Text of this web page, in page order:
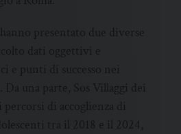
presentato due diverse
dati oggettivi e
punti di successo nei
Da una parte, Sos Villaggi dei
di accoglienza di
tra il 2018 e il 2024,